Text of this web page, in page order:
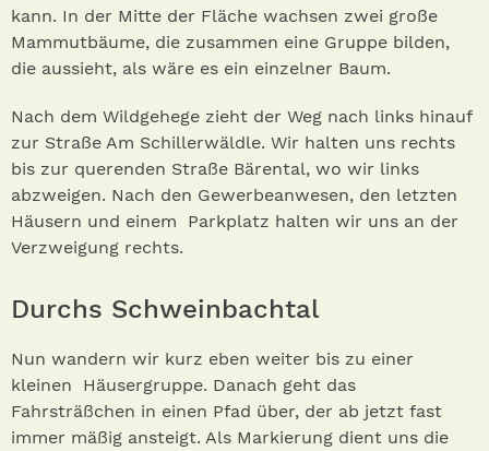
kann. In der Mitte der Fläche wachsen zwei große
Mammutbäume, die zusammen eine Gruppe bilden,
die aussieht, als wäre es ein einzelner Baum.
Nach dem Wildgehege zieht der Weg nach links hinauf
zur Straße Am Schillerwäldle. Wir halten uns rechts
bis zur querenden Straße Bärental, wo wir links
abzweigen. Nach den Gewerbeanwesen, den letzten
Häusern und einem Parkplatz halten wir uns an der
Verzweigung rechts.
Durchs Schweinbachtal
Nun wandern wir kurz eben weiter bis zu einer
kleinen Häusergruppe. Danach geht das
Fahrsträßchen in einen Pfad über, der ab jetzt fast
immer mäßig ansteigt. Als Markierung dient uns die